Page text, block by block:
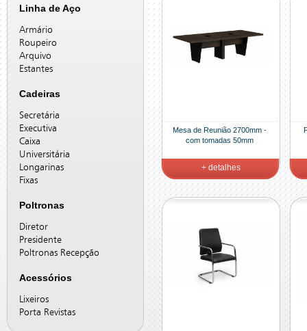
Linha de Aço
Armário
Roupeiro
Arquivo
Estantes
Cadeiras
Secretária
Executiva
Caixa
Universitária
Longarinas
Fixas
Poltronas
Diretor
Presidente
Poltronas Recepção
Acessórios
Lixeiros
Porta Revistas
Mesa de Reunião 2700mm -
com tomadas 50mm
+ detalhes